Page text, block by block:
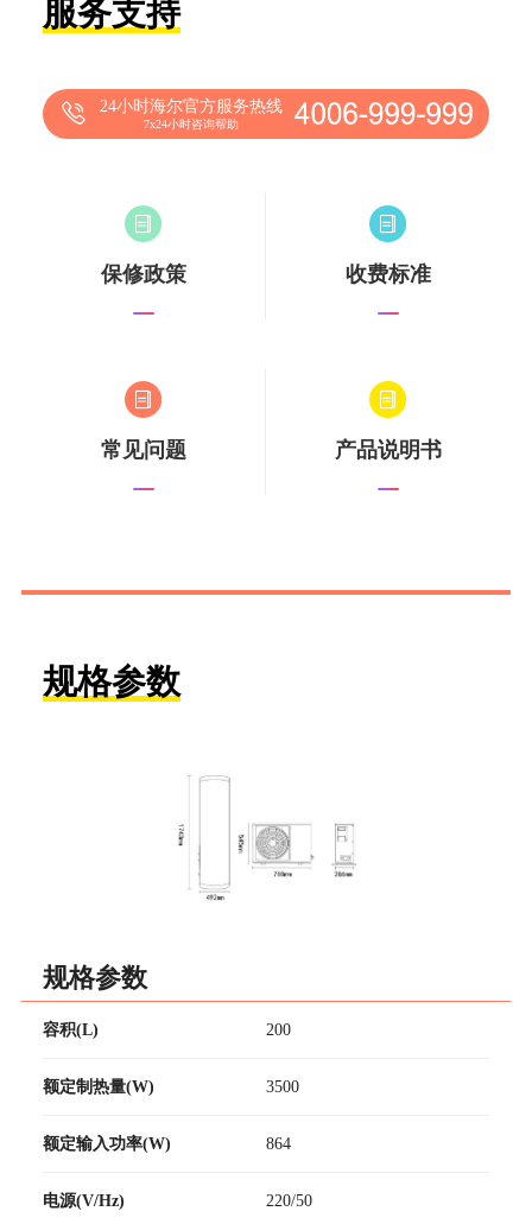
服务支持
24小时海尔官方服务热线
7x24小时咨询帮助
保修政策 收费标准
常见问题 产品说明书
规格参数
规格参数
容积(L) 200
额定制热量(W) 3500
额定输入功率(W) 864
电源(V/Hz) 220/50